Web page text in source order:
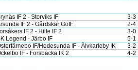
IF 2 - Storviks IF 3-3
IF 2 - Gårdskär GoIF 2-4
IF 2 - Hille IF 2 3-0
Legend - Järbo IF 5-1
IF/Hedesunda IF - Älvkarleby IK 3-2
IF - Forsbacka IK 2 4-2